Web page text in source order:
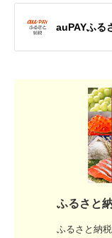
auPAYふる
ふるさと
ふるさと納